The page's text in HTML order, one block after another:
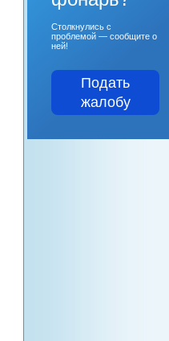
Столкнулись с
проблемой — сообщите о
ней!
Подать
жалобу